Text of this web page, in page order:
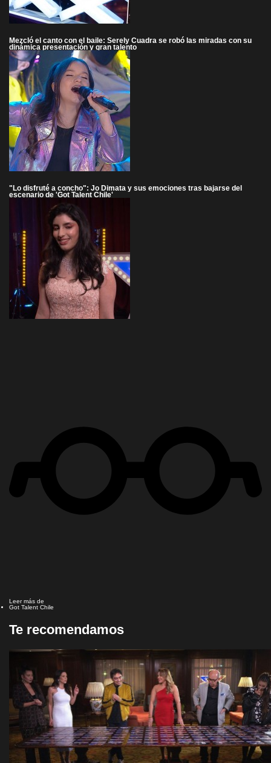
Mezcló el canto con el baile: Serely Cuadra se robó las miradas con su
dinámica presentación y gran talento
"Lo disfruté a concho": Jo Dimata y sus emociones tras bajarse del
escenario de 'Got Talent Chile'
Leer más de
Got Talent Chile
Te recomendamos